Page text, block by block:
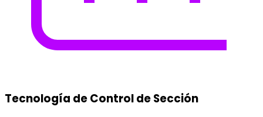
Tecnología de Control de Sección